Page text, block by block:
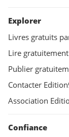
Explorer
Livres gratuits
Lire
Publier
Contacter
Association
Confiance